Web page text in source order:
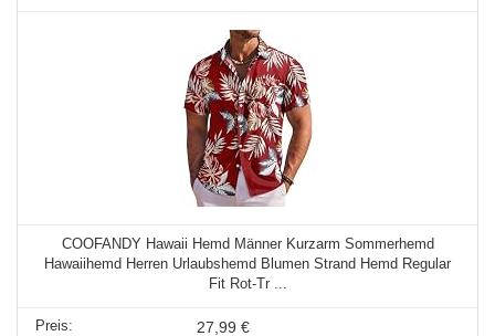
COOFANDY Hawaii Hemd Männer Kurzarm Sommerhemd
Hawaiihemd Herren Urlaubshemd Blumen Strand Hemd Regular
Fit Rot-Tr ...
27,99 €